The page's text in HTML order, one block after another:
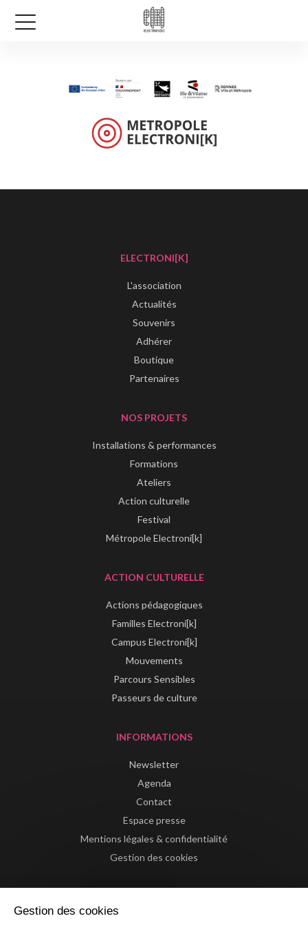
ELECTRONI[K]
L'association
Actualités
Souvenirs
Adhérer
Boutique
Partenaires
NOS PROJETS
Installations & performances
Formations
Ateliers
Action culturelle
Festival
Métropole Electroni[k]
ACTION CULTURELLE
Actions pédagogiques
Familles Electroni[k]
Campus Electroni[k]
Mouvements
Parcours Sensibles
Passeurs de culture
INFORMATIONS
Newsletter
Agenda
Contact
Espace presse
Mentions légales & confidentialité
Gestion des cookies
Gestion des cookies